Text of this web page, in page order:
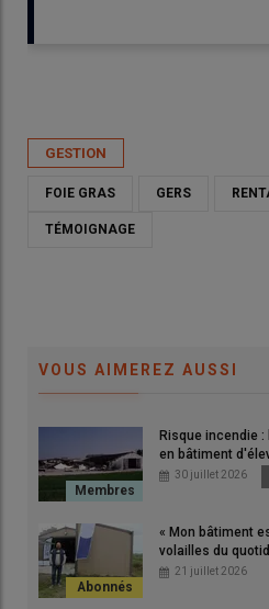
Maxime Pérès (au centre) a
par son oncle (à gauche) et son
comptabilité analytique.
© N. Savin
Quelques années après son
GESTION
FOIE GRAS GERS
TÉMOIGNAGE
VOUS AIMEREZ AUSSI
Risque incendie
en bâtiment
30 juillet 2026
« Mon bâtiment
volailles du
21 juillet 2026